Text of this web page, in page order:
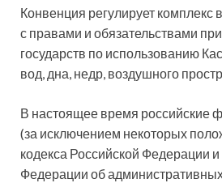
Конвенция регулирует комплекс
с правами и обязательствами
государств по использованию
вод, дна, недр, воздушного
В настоящее время российские
(за исключением некоторых
кодекса Российской Федерации
Федерации об